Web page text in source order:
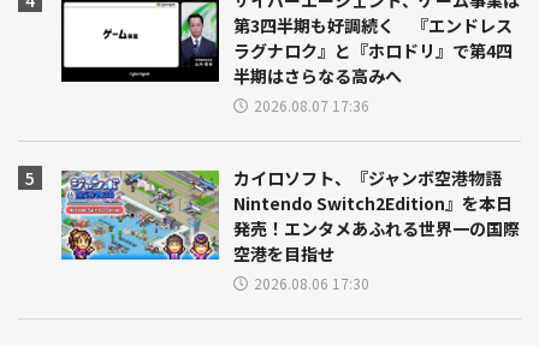
第3四半期も好調続く 『エンドレス
ラグナロク』と『ホロドリ』で第4四
半期はさらなる高みへ
2026.08.07 17:36
カイロソフト、『ジャンボ空港物語
Nintendo Switch2Edition』を本日
発売！エンタメあふれる世界一の国際
空港を目指せ
2026.08.06 17:30